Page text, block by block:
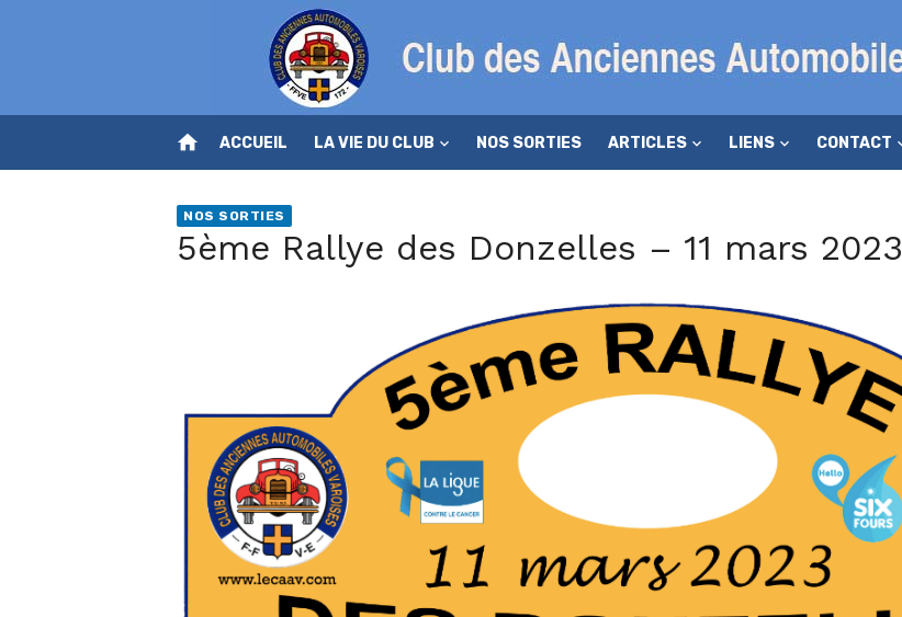
home ACCUEIL LA VIE DU CLUB NOS SORTIES ARTICLES LIENS CONTACT
NOS SORTIES
5ème Rallye des Donzelles – 11 mars 2023